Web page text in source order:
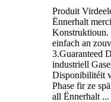
Produit
Ënnerhalt
Konstruktioun.
einfach an
3.Guaranteed
industriell
Disponibilitéit
Phase fir ze
all Ënnerhalt ...